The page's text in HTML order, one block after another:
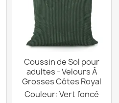
Coussin de Sol pour
adultes - Velours À
Grosses Côtes Royal
Couleur: Vert foncé